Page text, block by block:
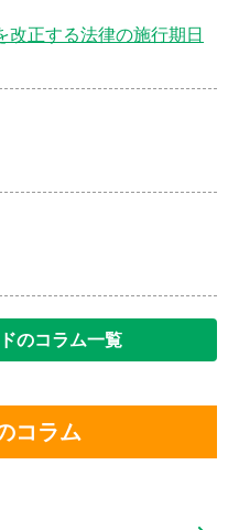
改正する法律の施行期日
のコラム一覧
コラム